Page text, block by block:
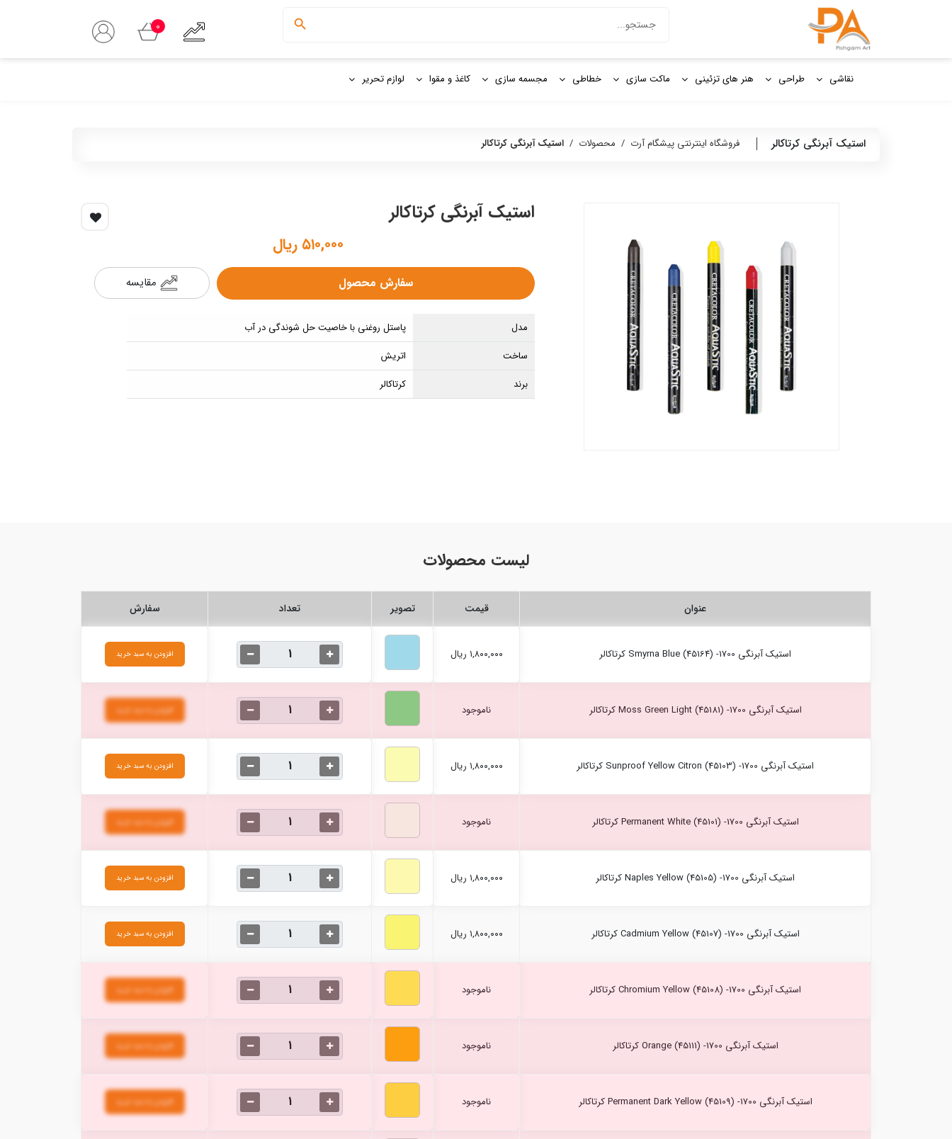
برای: 0
نقاشی طراحی هنر های تزئینی ماکت سازی خطاطی مجسمه سازی کاغذ و مقوا لوازم تحریر
استیک آبرنگی کرتاکالر فروشگاه اینترنتی پیشگام آرت / محصولات / استیک آبرنگی کرتاکالر
استیک آبرنگی کرتاکالر
۵۱۰,۰۰۰ ریال
سفارش محصول مقایسه
مدل
پاستل روغنی با خاصیت حل شوندگی در آب
ساخت
اتریش
برند
کرتاکالر
لیست محصولات
عنوان قیمت تصویر تعداد سفارش
استیک آبرنگی Smyrna Blue (45164) -1700 کرتاکالر ۱,۸۰۰,۰۰۰ ریال افزودن به سبد خرید
استیک آبرنگی Moss Green Light (45181) -1700 کرتاکالر ناموجود افزودن به سبد خرید
استیک آبرنگی Sunproof Yellow Citron (45103) -1700 کرتاکالر ۱,۸۰۰,۰۰۰ ریال افزودن به سبد خرید
استیک آبرنگی Permanent White (45101) -1700 کرتاکالر ناموجود افزودن به سبد خرید
استیک آبرنگی Naples Yellow (45105) -1700 کرتاکالر ۱,۸۰۰,۰۰۰ ریال افزودن به سبد خرید
استیک آبرنگی Cadmium Yellow (45107) -1700 کرتاکالر ۱,۸۰۰,۰۰۰ ریال افزودن به سبد خرید
استیک آبرنگی Chromium Yellow (45108) -1700 کرتاکالر ناموجود افزودن به سبد خرید
استیک آبرنگی Orange (45111) -1700 کرتاکالر ناموجود افزودن به سبد خرید
استیک آبرنگی Permanent Dark Yellow (45109) -1700 کرتاکالر ناموجود افزودن به سبد خرید